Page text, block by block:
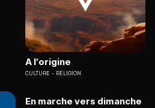
A l'origine
CULTURE RELIGION
En marche vers dimanche